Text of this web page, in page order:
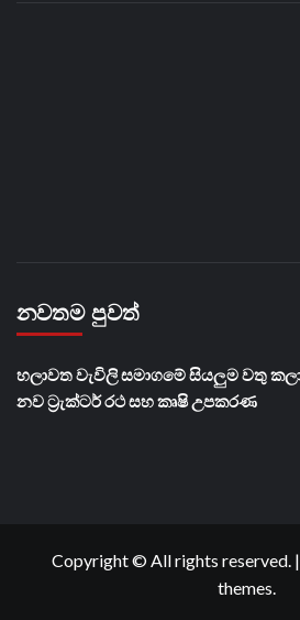
නවතම පුවත්
හලාවත වැවිලි සමාගමේ සියලුම වතු
නව ට්‍රැක්ටර් රථ සහ කෘෂි උපකරණ
Copyright © All rights reserved. |
themes.